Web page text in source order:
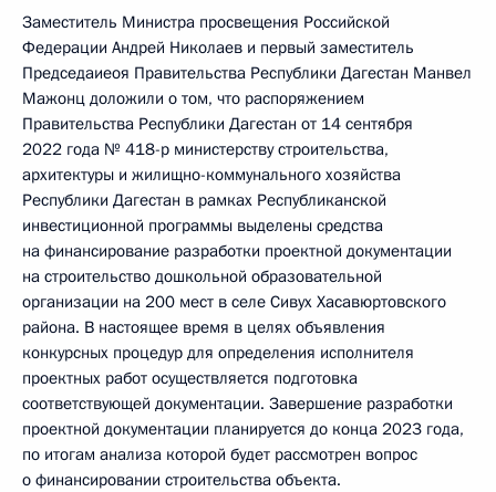
Заместитель Министра просвещения Российской
Федерации Андрей Николаев и первый заместитель
Председаиеоя Правительства Республики Дагестан Манвел
Мажонц доложили о том, что распоряжением
Правительства Республики Дагестан от 14 сентября
2022 года № 418-р министерству строительства,
архитектуры и жилищно-коммунального хозяйства
Республики Дагестан в рамках Республиканской
инвестиционной программы выделены средства
на финансирование разработки проектной документации
на строительство дошкольной образовательной
организации на 200 мест в селе Сивух Хасавюртовского
района. В настоящее время в целях объявления
конкурсных процедур для определения исполнителя
проектных работ осуществляется подготовка
соответствующей документации. Завершение разработки
проектной документации планируется до конца 2023 года,
по итогам анализа которой будет рассмотрен вопрос
о финансировании строительства объекта.